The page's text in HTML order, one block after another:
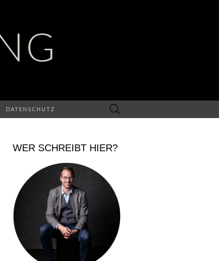
DATENSCHUTZ
Suchen
nach:
WER SCHREIBT HIER?